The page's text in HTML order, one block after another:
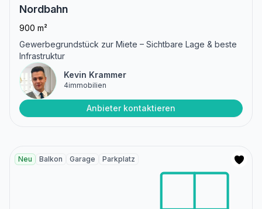
Nordbahn
900 m²
Gewerbegrundstück zur Miete – Sichtbare Lage & beste
Infrastruktur
Kevin Krammer
4immobilien
Anbieter kontaktieren
Neu Balkon Garage Parkplatz